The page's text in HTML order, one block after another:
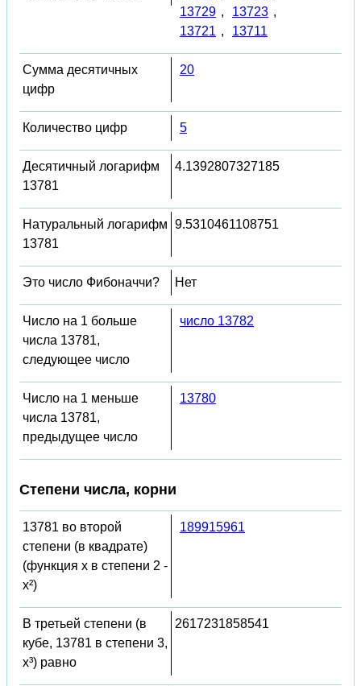
13729 , 13723 ,
13721 , 13711
Сумма десятичных
цифр
20
Количество цифр 5
Десятичный логарифм
13781
4.1392807327185
Натуральный логарифм
13781
9.5310461108751
Это число Фибоначчи? Нет
Число на 1 больше
числа 13781,
следующее число
число 13782
Число на 1 меньше
числа 13781,
предыдущее число
13780
Степени числа, корни
13781 во второй
степени (в квадрате)
(функция x в степени 2 -
x²)
189915961
В третьей степени (в
кубе, 13781 в степени 3,
x³) равно
2617231858541